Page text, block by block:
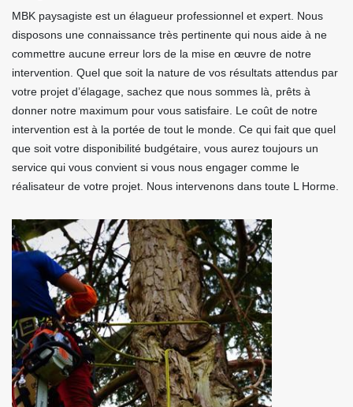
MBK paysagiste est un élagueur professionnel et expert. Nous
disposons une connaissance très pertinente qui nous aide à ne
commettre aucune erreur lors de la mise en œuvre de notre
intervention. Quel que soit la nature de vos résultats attendus par
votre projet d’élagage, sachez que nous sommes là, prêts à
donner notre maximum pour vous satisfaire. Le coût de notre
intervention est à la portée de tout le monde. Ce qui fait que quel
que soit votre disponibilité budgétaire, vous aurez toujours un
service qui vous convient si vous nous engager comme le
réalisateur de votre projet. Nous intervenons dans toute L Horme.